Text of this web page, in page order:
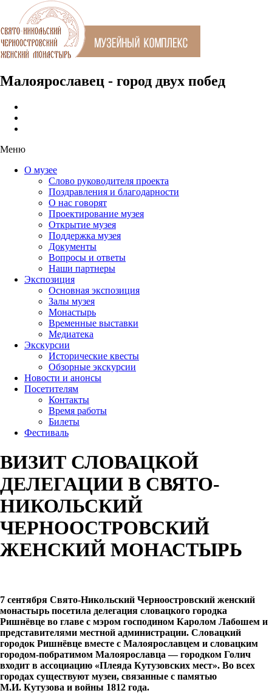
Малоярославец - город двух побед
Меню
О музее
Слово руководителя проекта
Поздравления и благодарности
О нас говорят
Проектирование музея
Открытие музея
Поддержка музея
Документы
Вопросы и ответы
Наши партнеры
Экспозиция
Основная экспозиция
Залы музея
Монастырь
Временные выставки
Медиатека
Экскурсии
Исторические квесты
Обзорные экскурсии
Новости и анонсы
Посетителям
Контакты
Время работы
Билеты
Фестиваль
ВИЗИТ СЛОВАЦКОЙ
ДЕЛЕГАЦИИ В СВЯТО-
НИКОЛЬСКИЙ
ЧЕРНООСТРОВСКИЙ
ЖЕНСКИЙ МОНАСТЫРЬ
7 сентября Свято-Никольский Черноостровский женский
монастырь посетила делегация словацкого городка
Ришнёвце во главе с мэром господином Каролом Лабошем и
представителями местной администрации. Словацкий
городок Ришнёвце вместе с Малоярославцем и словацким
городом-побратимом Малоярославца — городком Голич
входит в ассоциацию «Плеяда Кутузовских мест». Во всех
городах существуют музеи, связанные с памятью
М.И. Кутузова и войны 1812 года.